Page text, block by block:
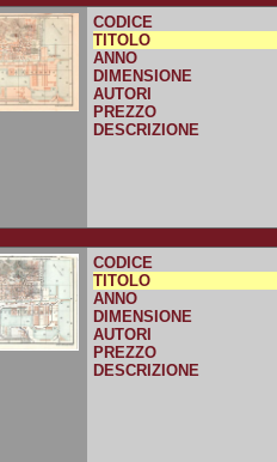
CODICE
TITOLO
ANNO
DIMENSIONE
AUTORI
PREZZO
DESCRIZIONE
CODICE
TITOLO
ANNO
DIMENSIONE
AUTORI
PREZZO
DESCRIZIONE